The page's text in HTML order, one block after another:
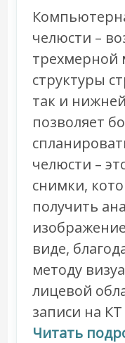
челюсти –
трехмерной
структуры
так и
позволяет
челюсти –
снимки,
получить
виде,
методу
лицевой
записи на
Читать